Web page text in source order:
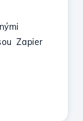
Zapier